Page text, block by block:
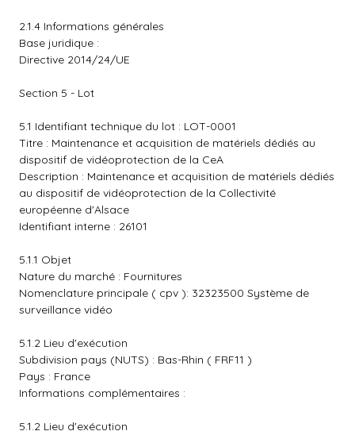
2.1.4 Informations générales
Base juridique :
Directive 2014/24/UE
Section 5 - Lot
5.1 Identifiant technique du lot : LOT-0001
Titre : Maintenance et acquisition de matériels dédiés au
dispositif de vidéoprotection de la CeA
Description : Maintenance et acquisition de matériels dédiés
au dispositif de vidéoprotection de la Collectivité
européenne d'Alsace
Identifiant interne : 26101
5.1.1 Objet
Nature du marché : Fournitures
Nomenclature principale ( cpv ): 32323500 Système de
surveillance vidéo
5.1.2 Lieu d'exécution
Subdivision pays (NUTS) : Bas-Rhin ( FRF11 )
Pays : France
Informations complémentaires :
5.1.2 Lieu d'exécution